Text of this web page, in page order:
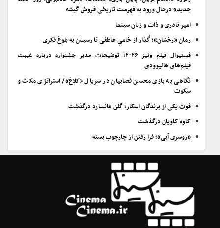
جدید» درحال ورود به فهرست تاریخی فروش گیشه
امیر نادری و ذات و زبان سینما
رمان «رخشان»؛ گُذار از خامیِ عاطفی تا رسیدن به بلوغ فکری
فستیوال فیلم ونیز ۲۰۲۶؛ توضیحات مدیر جشنواره درباره غیبت
فیلم‌های هالیوودی
نگاهی به بازی محسن قصابیان در سریال «کلاغ»/ استراتژی مکث و
سکوت
فوت یکی از برندگان اسکار؛ گلن هانسارد درگذشت
کاوه کاویان درگذشت
«روسری آبی»؛ فرا رفتن از چارچوب بسته